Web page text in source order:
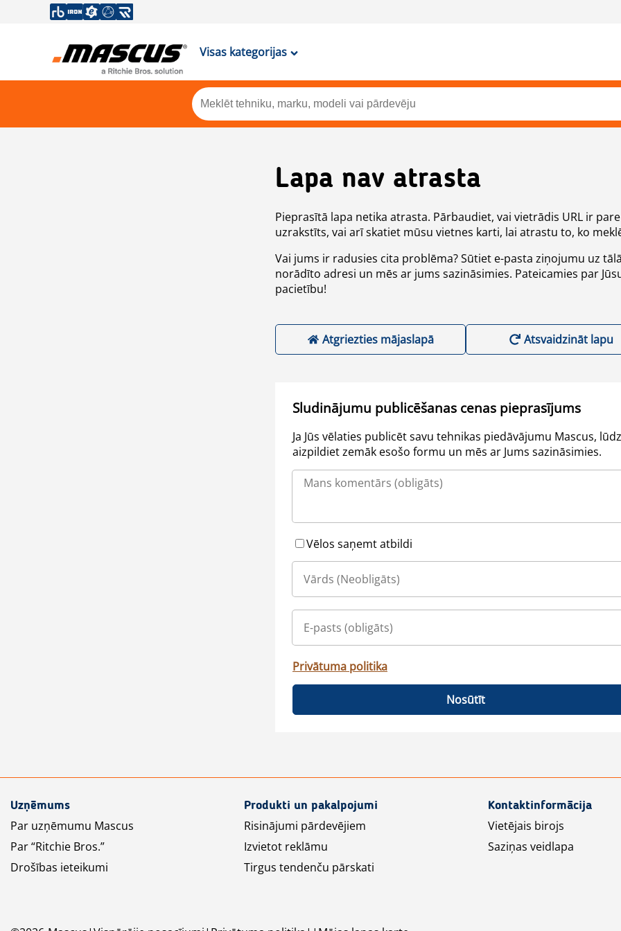
Visas kategorijas
Lapa nav atrasta
Pieprasītā lapa netika atrasta. Pārbaudiet, vai vietrādis URL ir
uzrakstīts, vai arī skatiet mūsu vietnes karti, lai atrastu to, ko
Vai jums ir radusies cita problēma? Sūtiet e-pasta ziņojumu uz
norādīto adresi un mēs ar jums sazināsimies. Pateicamies par
pacietību!
Atgriezties mājaslapā Atsvaidzināt lapu
Sludinājumu publicēšanas cenas pieprasījums
Ja Jūs vēlaties publicēt savu tehnikas piedāvājumu Mascus,
aizpildiet zemāk esošo formu un mēs ar Jums sazināsimies.
Vēlos saņemt atbildi
Privātuma politika
Nosūtīt
Uzņēmums
Par uzņēmumu Mascus
Par “Ritchie Bros.”
Drošības ieteikumi
Produkti un pakalpojumi
Risinājumi pārdevējiem
Izvietot reklāmu
Tirgus tendenču pārskati
Kontaktinformācija
Vietējais birojs
Saziņas veidlapa